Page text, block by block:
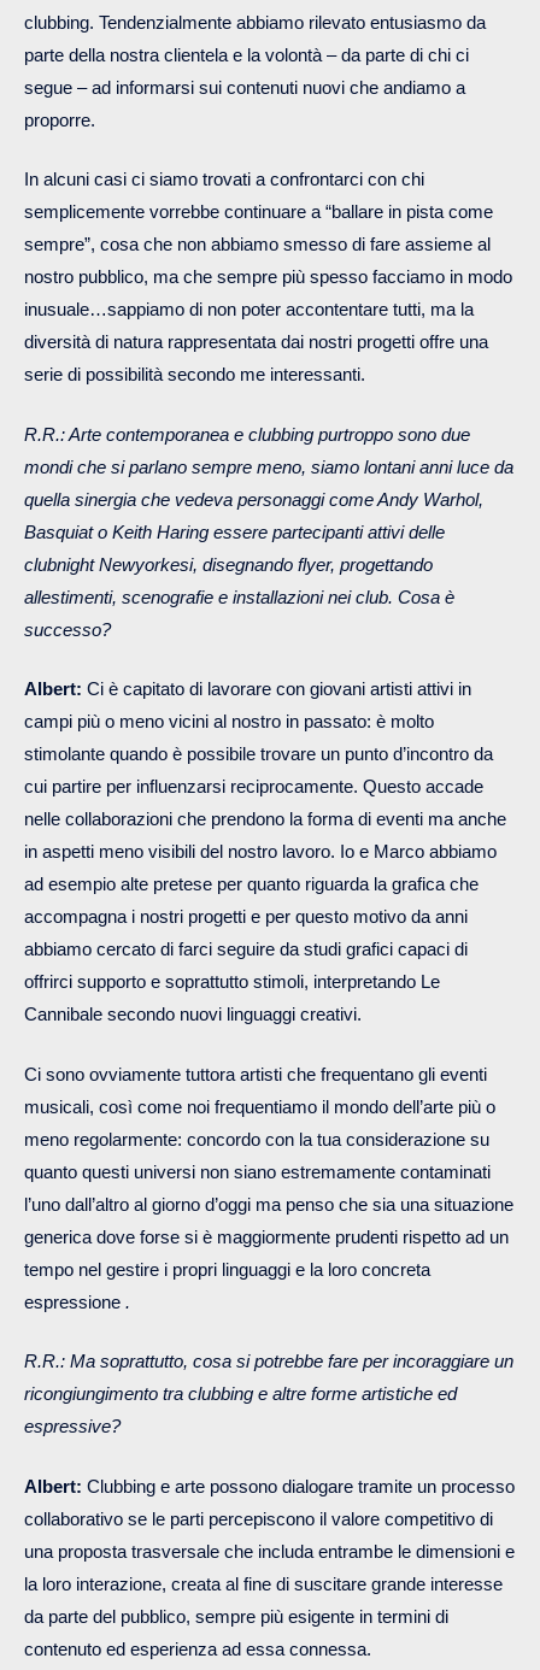
clubbing. Tendenzialmente abbiamo rilevato entusiasmo da
parte della nostra clientela e la volontà – da parte di chi ci
segue – ad informarsi sui contenuti nuovi che andiamo a
proporre.
In alcuni casi ci siamo trovati a confrontarci con chi
semplicemente vorrebbe continuare a “ballare in pista come
sempre”, cosa che non abbiamo smesso di fare assieme al
nostro pubblico, ma che sempre più spesso facciamo in modo
inusuale…sappiamo di non poter accontentare tutti, ma la
diversità di natura rappresentata dai nostri progetti offre una
serie di possibilità secondo me interessanti.
R.R.: Arte contemporanea e clubbing purtroppo sono due
mondi che si parlano sempre meno, siamo lontani anni luce da
quella sinergia che vedeva personaggi come Andy Warhol,
Basquiat o Keith Haring essere partecipanti attivi delle
clubnight Newyorkesi, disegnando flyer, progettando
allestimenti, scenografie e installazioni nei club. Cosa è
successo?
Albert: Ci è capitato di lavorare con giovani artisti attivi in
campi più o meno vicini al nostro in passato: è molto
stimolante quando è possibile trovare un punto d’incontro da
cui partire per influenzarsi reciprocamente. Questo accade
nelle collaborazioni che prendono la forma di eventi ma anche
in aspetti meno visibili del nostro lavoro. Io e Marco abbiamo
ad esempio alte pretese per quanto riguarda la grafica che
accompagna i nostri progetti e per questo motivo da anni
abbiamo cercato di farci seguire da studi grafici capaci di
offrirci supporto e soprattutto stimoli, interpretando Le
Cannibale secondo nuovi linguaggi creativi.
Ci sono ovviamente tuttora artisti che frequentano gli eventi
musicali, così come noi frequentiamo il mondo dell’arte più o
meno regolarmente: concordo con la tua considerazione su
quanto questi universi non siano estremamente contaminati
l’uno dall’altro al giorno d’oggi ma penso che sia una situazione
generica dove forse si è maggiormente prudenti rispetto ad un
tempo nel gestire i propri linguaggi e la loro concreta
espressione .
R.R.: Ma soprattutto, cosa si potrebbe fare per incoraggiare un
ricongiungimento tra clubbing e altre forme artistiche ed
espressive?
Albert: Clubbing e arte possono dialogare tramite un processo
collaborativo se le parti percepiscono il valore competitivo di
una proposta trasversale che includa entrambe le dimensioni e
la loro interazione, creata al fine di suscitare grande interesse
da parte del pubblico, sempre più esigente in termini di
contenuto ed esperienza ad essa connessa.